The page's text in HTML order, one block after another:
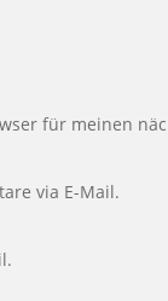
für meinen
via E-Mail.